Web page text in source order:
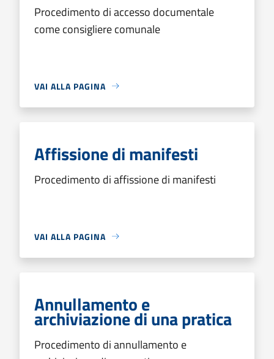
Procedimento di accesso documentale
come consigliere comunale
VAI ALLA PAGINA
Affissione di manifesti
Procedimento di affissione di manifesti
VAI ALLA PAGINA
Annullamento e
archiviazione di una pratica
Procedimento di annullamento e